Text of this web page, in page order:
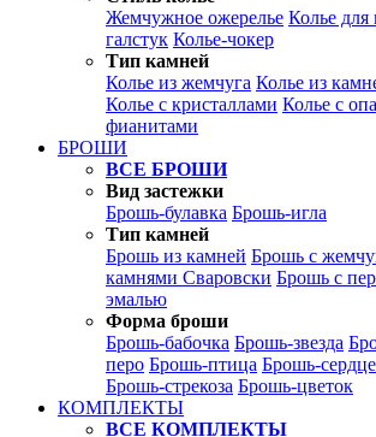
Жемчужное ожерелье Колье для
галстук Колье-чокер
Тип камней
Колье из жемчуга Колье из
Колье с кристаллами Колье с
фианитами
БРОШИ
ВСЕ БРОШИ
Вид застежки
Брошь-булавка Брошь-игла
Тип камней
Брошь из камней Брошь с
камнями Сваровски Брошь с
эмалью
Форма броши
Брошь-бабочка Брошь-звезда
перо Брошь-птица Брошь-сердце
Брошь-стрекоза Брошь-цветок
КОМПЛЕКТЫ
ВСЕ КОМПЛЕКТЫ